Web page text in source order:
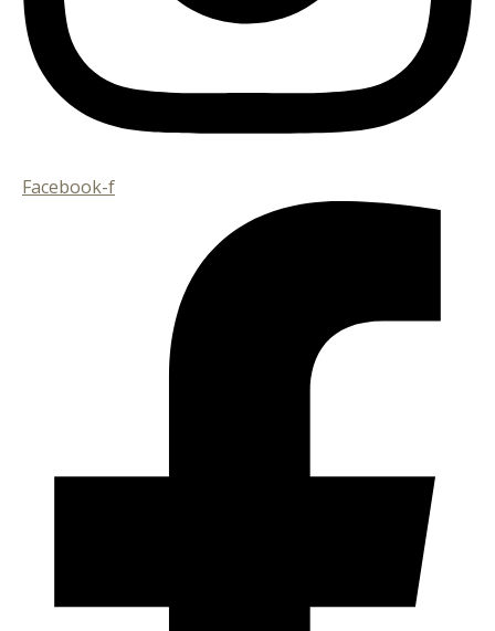
Facebook-f